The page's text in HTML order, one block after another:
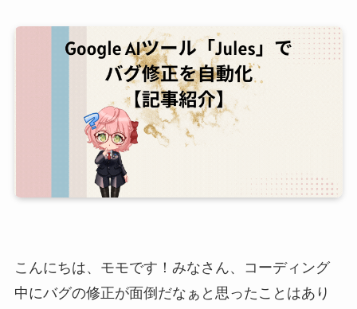
こんにちは、モモです！みなさん、コーディング
中にバグの修正が面倒だなぁと思ったことはあり